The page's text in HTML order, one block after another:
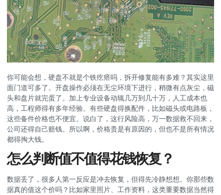
你可能会想，硬盘不就是个铁疙瘩吗，拆开修复能有多难？其实这里
面门道可多了。开盘操作必须在无尘环境下进行，稍微有点灰尘，磁
头和盘片就完蛋了。加上专业设备动辄几万到几十万，人工成本也
高，工程师得有多年经验。有些硬盘得换配件，比如磁头或电路板，
这些备件价格也不便宜。说白了，这行风险高，万一数据救不回来，
公司还得自己赔钱。所以啊，价格贵是有原因的，但也不是所有情况
都得掏大钱。
怎么判断值不值得花钱恢复？
数据丢了，很多人第一反应是冲去恢复，但得先冷静想想。你那些数
据真的值这个价吗？比如家里照片、工作资料，这类重要数据当然得